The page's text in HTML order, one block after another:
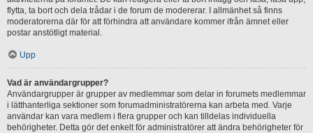
flytta, ta bort och dela trådar i de forum de modererar. I allmänhet så finns
moderatorerna där för att förhindra att användare kommer ifrån ämnet eller
postar anstötligt material.
Upp
Vad är användargrupper?
Användargrupper är grupper av medlemmar som delar in forumets medlemmar
i lätthanterliga sektioner som forumadministratörerna kan arbeta med. Varje
användar kan vara medlem i flera grupper och kan tilldelas individuella
behörigheter. Detta gör det enkelt för administratörer att ändra behörigheter för